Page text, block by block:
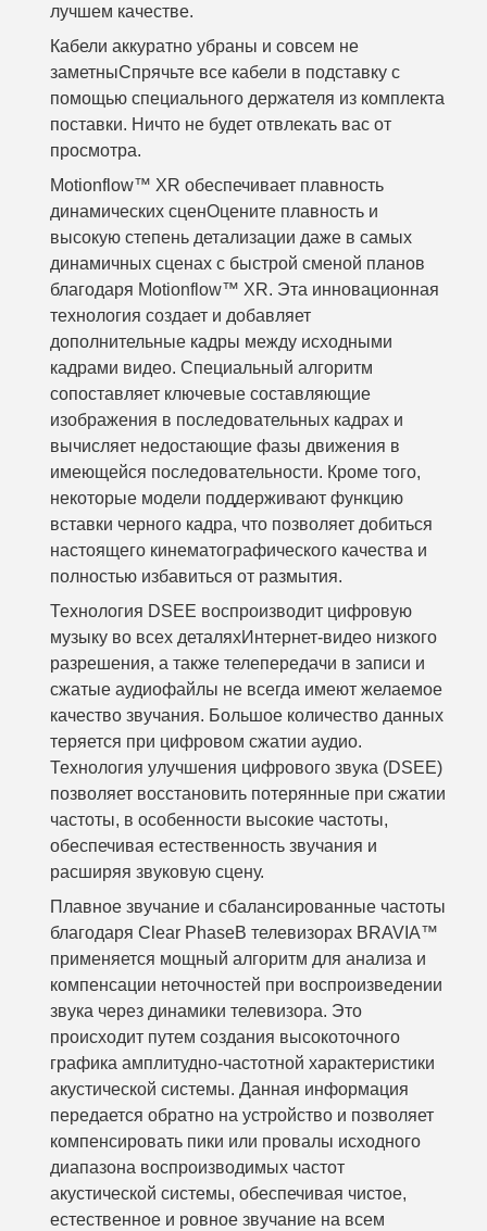
лучшем качестве.
Кабели аккуратно убраны и совсем не
заметныСпрячьте все кабели в подставку с
помощью специального держателя из комплекта
поставки. Ничто не будет отвлекать вас от
просмотра.
Motionflow™ XR обеспечивает плавность
динамических сценОцените плавность и
высокую степень детализации даже в самых
динамичных сценах с быстрой сменой планов
благодаря Motionflow™ XR. Эта инновационная
технология создает и добавляет
дополнительные кадры между исходными
кадрами видео. Специальный алгоритм
сопоставляет ключевые составляющие
изображения в последовательных кадрах и
вычисляет недостающие фазы движения в
имеющейся последовательности. Кроме того,
некоторые модели поддерживают функцию
вставки черного кадра, что позволяет добиться
настоящего кинематографического качества и
полностью избавиться от размытия.
Технология DSEE воспроизводит цифровую
музыку во всех деталяхИнтернет-видео низкого
разрешения, а также телепередачи в записи и
сжатые аудиофайлы не всегда имеют желаемое
качество звучания. Большое количество данных
теряется при цифровом сжатии аудио.
Технология улучшения цифрового звука (DSEE)
позволяет восстановить потерянные при сжатии
частоты, в особенности высокие частоты,
обеспечивая естественность звучания и
расширяя звуковую сцену.
Плавное звучание и сбалансированные частоты
благодаря Clear PhaseВ телевизорах BRAVIA™
применяется мощный алгоритм для анализа и
компенсации неточностей при воспроизведении
звука через динамики телевизора. Это
происходит путем создания высокоточного
графика амплитудно-частотной характеристики
акустической системы. Данная информация
передается обратно на устройство и позволяет
компенсировать пики или провалы исходного
диапазона воспроизводимых частот
акустической системы, обеспечивая чистое,
естественное и ровное звучание на всем